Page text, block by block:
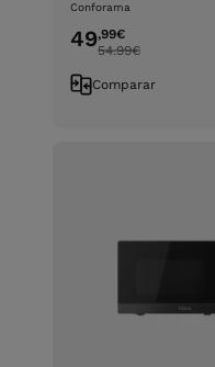
Conforama
49,99€
54.99€
Comparar